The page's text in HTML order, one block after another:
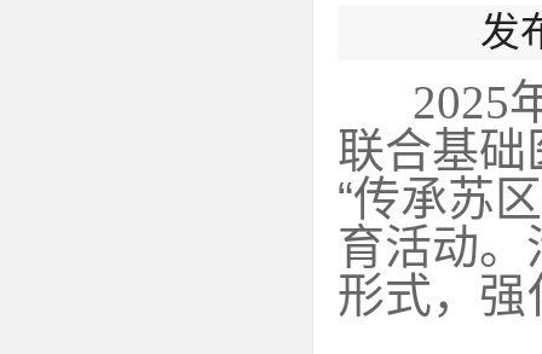
发
2025
联合基础
“传承苏
育活动
形式，强